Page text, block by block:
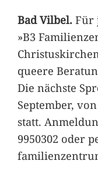
Bad Vilbel.Für
»B3
queere
Die nächste
September,
statt.
9950302 oder